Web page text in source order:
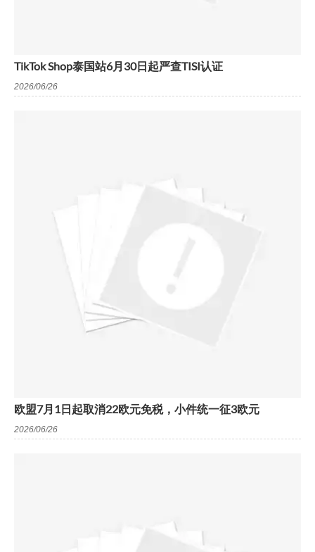
TikTok Shop泰国站6月30日起严查TISI认证
2026/06/26
欧盟7月1日起取消22欧元免税，小件统一征3欧元
2026/06/26